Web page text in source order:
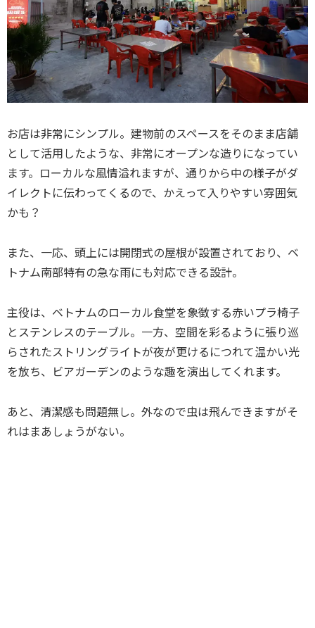
お店は非常にシンプル。建物前のスペースをそのまま店舗
として活用したような、非常にオープンな造りになってい
ます。ローカルな風情溢れますが、通りから中の様子がダ
イレクトに伝わってくるので、かえって入りやすい雰囲気
かも？
また、一応、頭上には開閉式の屋根が設置されており、ベ
トナム南部特有の急な雨にも対応できる設計。
主役は、ベトナムのローカル食堂を象徴する赤いプラ椅子
とステンレスのテーブル。一方、空間を彩るように張り巡
らされたストリングライトが夜が更けるにつれて温かい光
を放ち、ビアガーデンのような趣を演出してくれます。
あと、清潔感も問題無し。外なので虫は飛んできますがそ
れはまあしょうがない。